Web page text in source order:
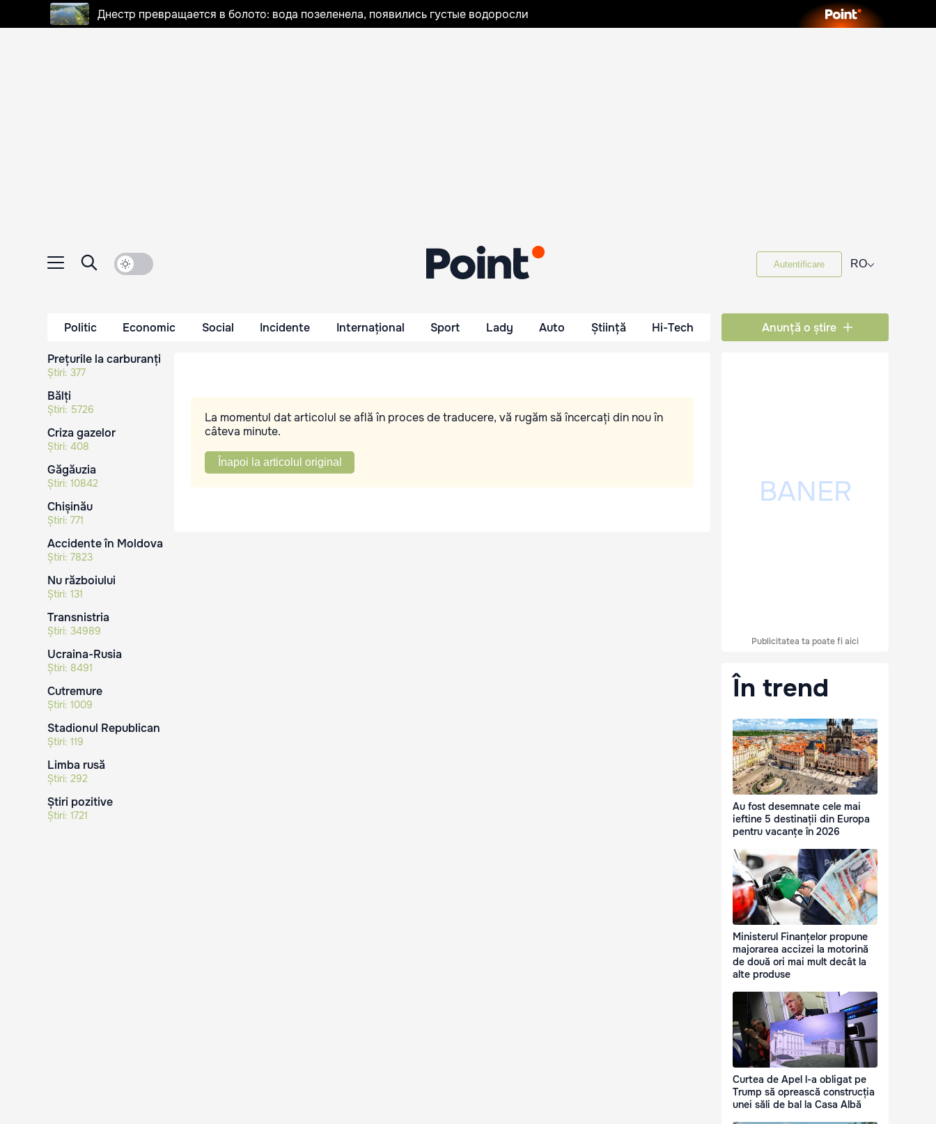
Днестр превращается в болото: вода позеленела, появились густые водоросли
Autentificare RO⌵
Politic Economic Social Incidente Internațional Sport Lady Auto Știință Hi-Tech Anunță o știre
Prețurile la carburanți
Știri: 377
Bălți
Știri: 5726
Criza gazelor
Știri: 408
Găgăuzia
Știri: 10842
Chișinău
Știri: 771
Accidente în Moldova
Știri: 7823
Nu războiului
Știri: 131
Transnistria
Știri: 34989
Ucraina-Rusia
Știri: 8491
Cutremure
Știri: 1009
Stadionul Republican
Știri: 119
Limba rusă
Știri: 292
Știri pozitive
Știri: 1721
La momentul dat articolul se află în proces de traducere, vă rugăm să încercați din nou în
câteva minute.
Înapoi la articolul original
Publicitatea ta poate fi aici
În trend
Au fost desemnate cele mai
ieftine 5 destinații din Europa
pentru vacanțe în 2026
Ministerul Finanțelor propune
majorarea accizei la motorină
de două ori mai mult decât la
alte produse
Curtea de Apel l-a obligat pe
Trump să oprească construcția
unei săli de bal la Casa Albă